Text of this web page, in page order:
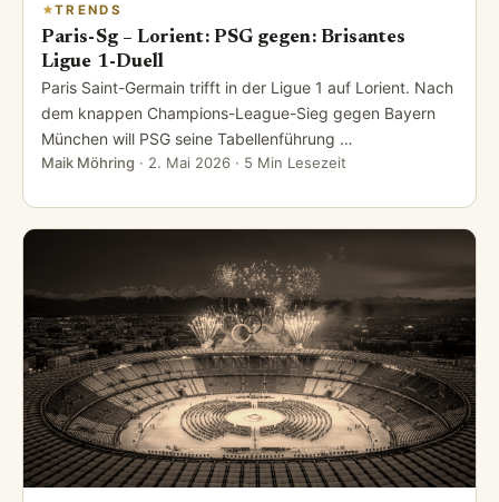
TRENDS
Paris-Sg – Lorient: PSG gegen: Brisantes
Ligue 1-Duell
Paris Saint-Germain trifft in der Ligue 1 auf Lorient. Nach
dem knappen Champions-League-Sieg gegen Bayern
München will PSG seine Tabellenführung …
Maik Möhring · 2. Mai 2026 · 5 Min Lesezeit